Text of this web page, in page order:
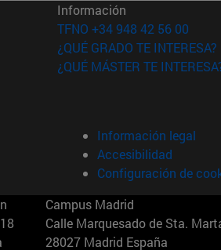
ventana)
nueva ventana)
en nueva ventana)
en nueva ventana)
Información
TFNO +34 948 42 56 00
¿QUÉ GRADO TE INTERESA?
¿QUÉ MÁSTER TE
Información legal
Accesibilidad
Configuración de
Campus Madrid
Calle Marquesado de Sta.
28027 Madrid España